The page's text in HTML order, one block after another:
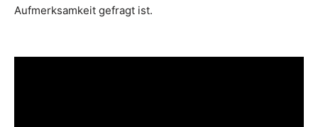
Aufmerksamkeit gefragt ist.